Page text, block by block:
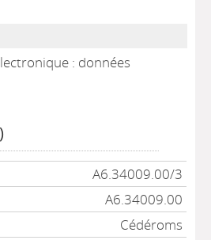
: données
A6.34009.00/3
A6.34009.00
Cédéroms